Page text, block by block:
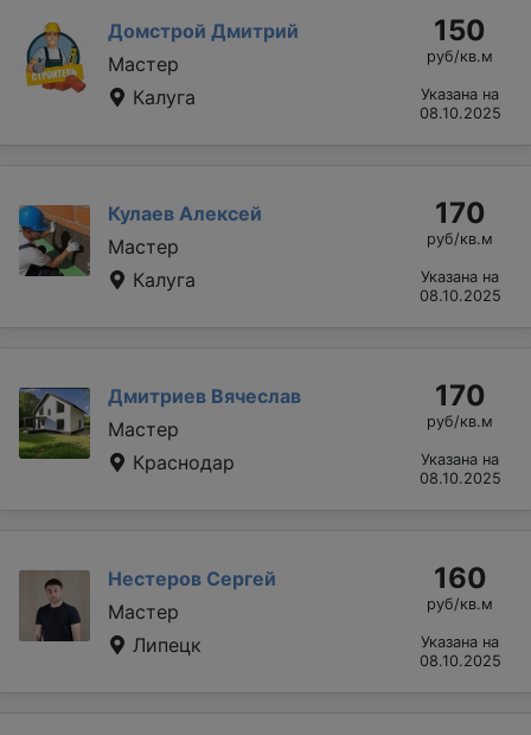
Домстрой Дмитрий
Мастер
Калуга
150
руб/кв.м
Указана на
08.10.2025
Кулаев Алексей
Мастер
Калуга
170
руб/кв.м
Указана на
08.10.2025
Дмитриев Вячеслав
Мастер
Краснодар
170
руб/кв.м
Указана на
08.10.2025
Нестеров Сергей
Мастер
Липецк
160
руб/кв.м
Указана на
08.10.2025